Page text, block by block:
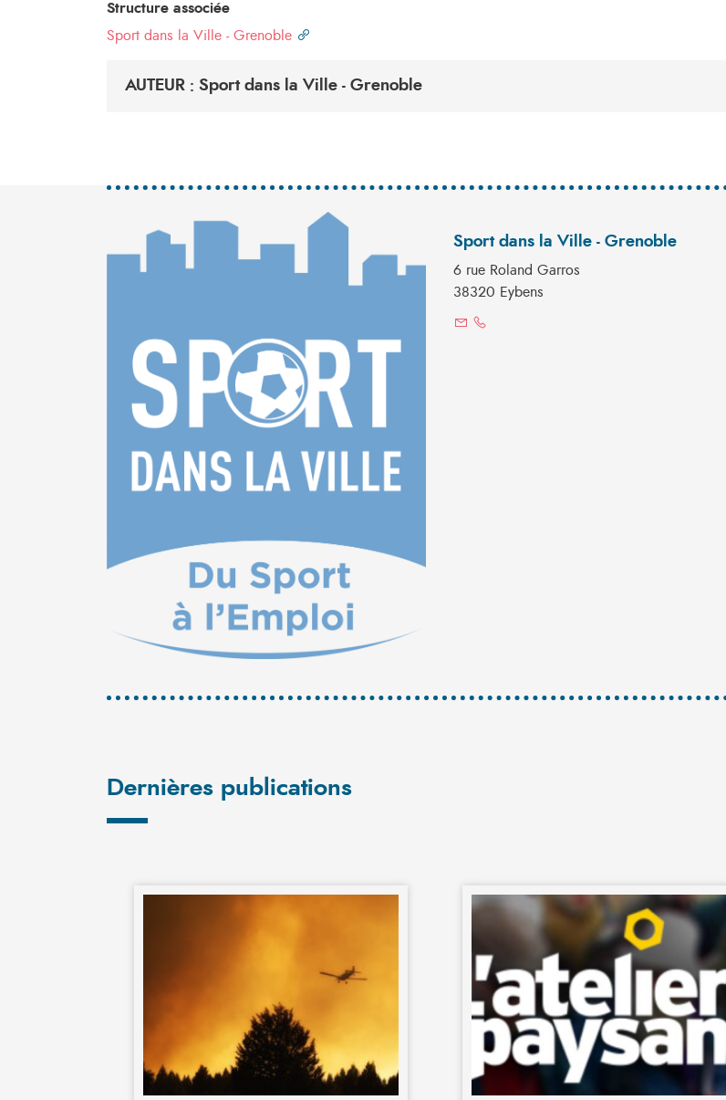
Structure associée
Sport dans la Ville - Grenoble
AUTEUR : Sport dans la Ville - Grenoble
Sport dans la Ville - Grenoble
6 rue Roland Garros
38320 Eybens
Dernières publications